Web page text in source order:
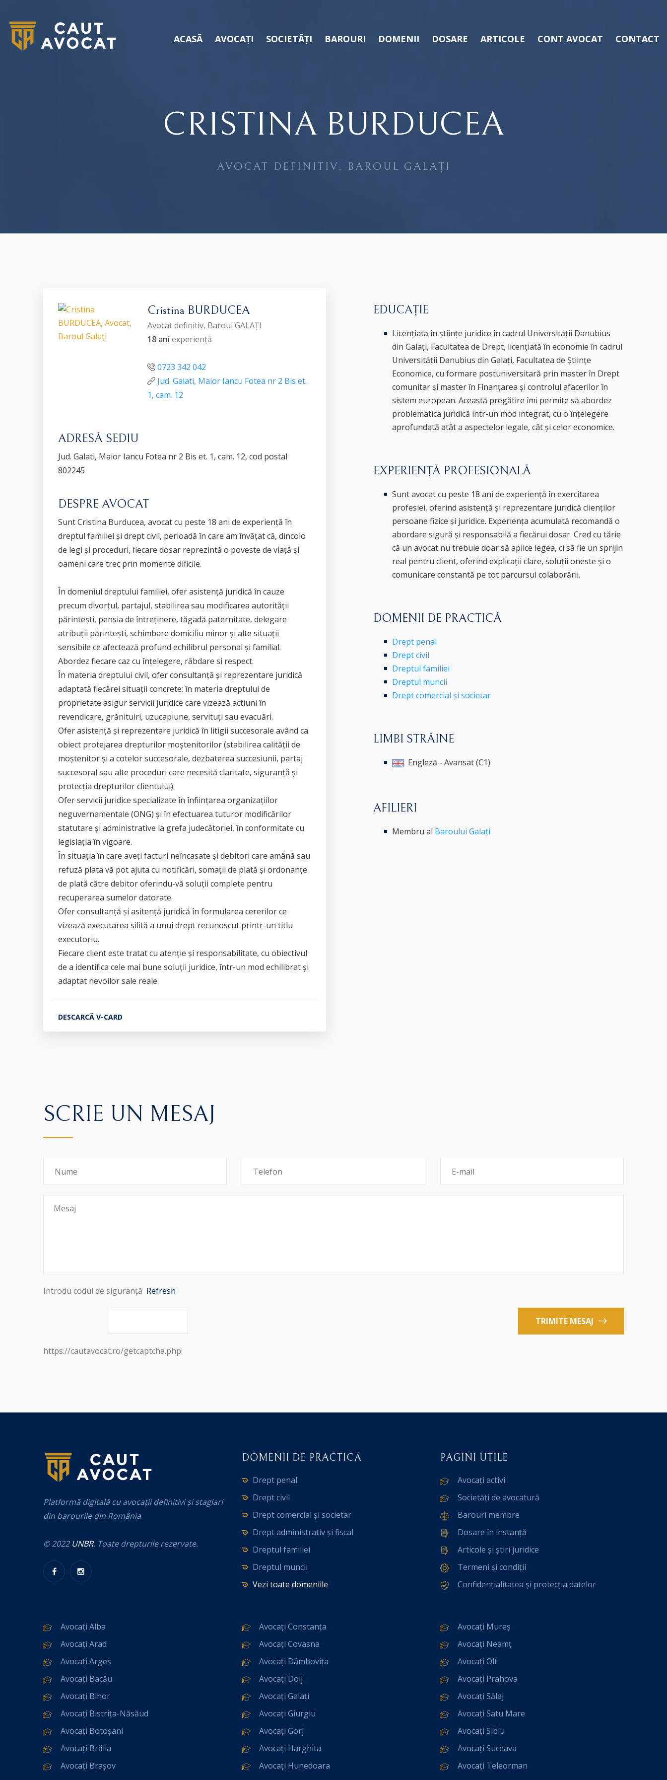
ACASĂ AVOCAȚI SOCIETĂȚI BAROURI DOMENII DOSARE ARTICOLE CONT AVOCAT CONTACT
CRISTINA BURDUCEA
AVOCAT DEFINITIV, BAROUL GALAȚI
Cristina BURDUCEA
Avocat definitiv, Baroul GALAȚI
18 ani experiență
0723 342 042
Jud. Galati, Maior Iancu Fotea nr 2 Bis et.
1, cam. 12
ADRESĂ SEDIU
Jud. Galati, Maior Iancu Fotea nr 2 Bis et. 1, cam. 12, cod postal
802245
DESPRE AVOCAT
Sunt Cristina Burducea, avocat cu peste 18 ani de experiență în
dreptul familiei și drept civil, perioadă în care am învățat că, dincolo
de legi și proceduri, fiecare dosar reprezintă o poveste de viață și
oameni care trec prin momente dificile.
În domeniul dreptului familiei, ofer asistență juridică în cauze
precum divorțul, partajul, stabilirea sau modificarea autorității
părintești, pensia de întreținere, tăgadă paternitate, delegare
atribuții părintești, schimbare domiciliu minor și alte situații
sensibile ce afectează profund echilibrul personal și familial.
Abordez fiecare caz cu înțelegere, răbdare si respect.
În materia dreptului civil, ofer consultanță și reprezentare juridică
adaptată fiecărei situații concrete: în materia dreptului de
proprietate asigur servicii juridice care vizează actiuni în
revendicare, grănituiri, uzucapiune, servituți sau evacuări.
Ofer asistență și reprezentare juridică în litigii succesorale având ca
obiect protejarea drepturilor moștenitorilor (stabilirea calității de
moștenitor și a cotelor succesorale, dezbaterea succesiunii, partaj
succesoral sau alte proceduri care necesită claritate, siguranță și
protecția drepturilor clientului).
Ofer servicii juridice specializate în înființarea organizațiilor
neguvernamentale (ONG) și în efectuarea tuturor modificărilor
statutare și administrative la grefa judecătoriei, în conformitate cu
legislația în vigoare.
În situația în care aveți facturi neîncasate și debitori care amână sau
refuză plata vă pot ajuta cu notificări, somații de plată și ordonanțe
de plată către debitor oferindu-vă soluții complete pentru
recuperarea sumelor datorate.
Ofer consultanță și asitență juridică în formularea cererilor ce
vizează executarea silită a unui drept recunoscut printr-un titlu
executoriu.
Fiecare client este tratat cu atenție și responsabilitate, cu obiectivul
de a identifica cele mai bune soluții juridice, într-un mod echilibrat și
adaptat nevoilor sale reale.
DESCARCĂ V-CARD
EDUCAȚIE
Licențiată în științe juridice în cadrul Universității Danubius
din Galați, Facultatea de Drept, licențiată în economie în cadrul
Universității Danubius din Galați, Facultatea de Științe
Economice, cu formare postuniversitară prin master în Drept
comunitar și master în Finanțarea și controlul afacerilor în
sistem european. Această pregătire îmi permite să abordez
problematica juridică intr-un mod integrat, cu o înțelegere
aprofundată atât a aspectelor legale, cât și celor economice.
EXPERIENȚĂ PROFESIONALĂ
Sunt avocat cu peste 18 ani de experiență în exercitarea
profesiei, oferind asistență și reprezentare juridică clienților
persoane fizice și juridice. Experiența acumulată recomandă o
abordare sigură și responsabilă a fiecărui dosar. Cred cu tărie
că un avocat nu trebuie doar să aplice legea, ci să fie un sprijin
real pentru client, oferind explicații clare, soluții oneste și o
comunicare constantă pe tot parcursul colaborării.
DOMENII DE PRACTICĂ
Drept penal
Drept civil
Dreptul familiei
Dreptul muncii
Drept comercial și societar
LIMBI STRĂINE
Engleză - Avansat (C1)
AFILIERI
Membru al Baroului Galați
SCRIE UN MESAJ
Introdu codul de siguranță Refresh
TRIMITE MESAJ
https://cautavocat.ro/getcaptcha.php:
Platformă digitală cu avocații definitivi și stagiari
din barourile din România
© 2022 UNBR. Toate drepturile rezervate.
DOMENII DE PRACTICĂ
Drept penal
Drept civil
Drept comercial și societar
Drept administrativ și fiscal
Dreptul familiei
Dreptul muncii
Vezi toate domeniile
PAGINI UTILE
Avocați activi
Societăți de avocatură
Barouri membre
Dosare în instanță
Articole și știri juridice
Termeni și condiții
Confidențialitatea și protecția datelor
Avocați Alba
Avocați Arad
Avocați Argeș
Avocați Bacău
Avocați Bihor
Avocați Bistrița-Năsăud
Avocați Botoșani
Avocați Brăila
Avocați Brașov
Avocați Constanța
Avocați Covasna
Avocați Dâmbovița
Avocați Dolj
Avocați Galați
Avocați Giurgiu
Avocați Gorj
Avocați Harghita
Avocați Hunedoara
Avocați Mureș
Avocați Neamț
Avocați Olt
Avocați Prahova
Avocați Sălaj
Avocați Satu Mare
Avocați Sibiu
Avocați Suceava
Avocați Teleorman